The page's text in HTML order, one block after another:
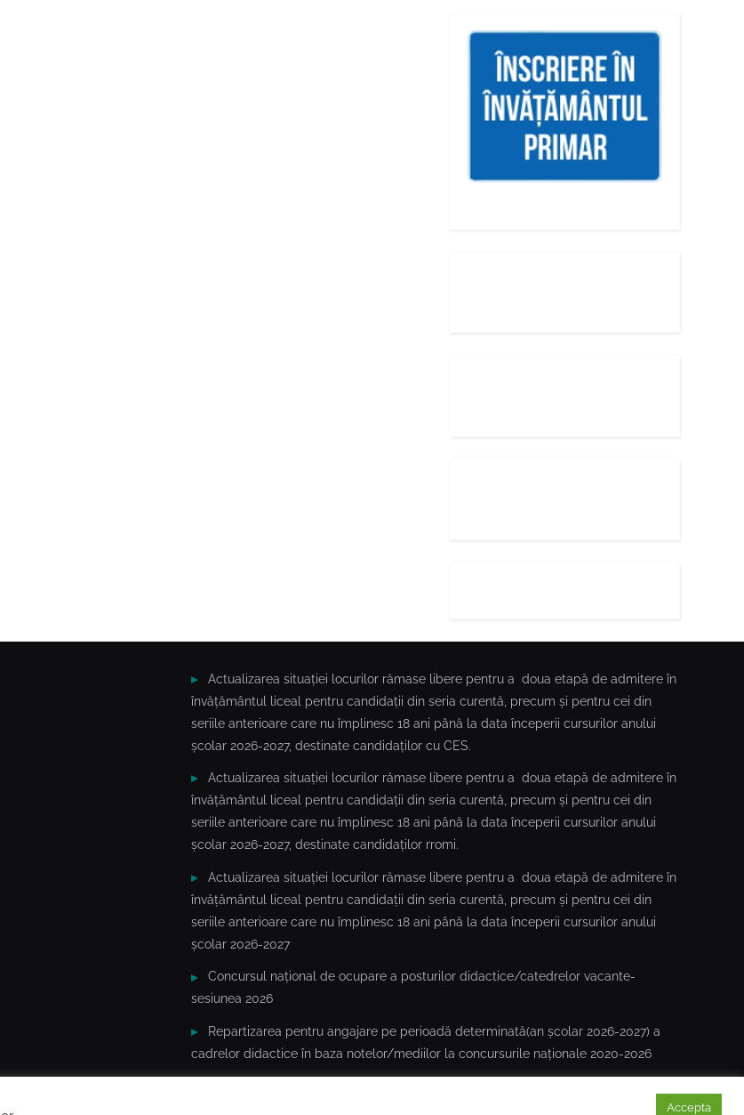
Actualizarea situației locurilor rămase libere pentru a doua etapă de admitere în
învățământul liceal pentru candidații din seria curentă, precum și pentru cei din
seriile anterioare care nu împlinesc 18 ani până la data începerii cursurilor anului
școlar 2026-2027, destinate candidaților cu CES.
Actualizarea situației locurilor rămase libere pentru a doua etapă de admitere în
învățământul liceal pentru candidații din seria curentă, precum și pentru cei din
seriile anterioare care nu împlinesc 18 ani până la data începerii cursurilor anului
școlar 2026-2027, destinate candidaților rromi.
Actualizarea situației locurilor rămase libere pentru a doua etapă de admitere în
învățământul liceal pentru candidații din seria curentă, precum și pentru cei din
seriile anterioare care nu împlinesc 18 ani până la data începerii cursurilor anului
școlar 2026-2027
Concursul național de ocupare a posturilor didactice/catedrelor vacante-
sesiunea 2026
Repartizarea pentru angajare pe perioadă determinată(an școlar 2026-2027) a
cadrelor didactice în baza notelor/mediilor la concursurile naționale 2020-2026
Accepta